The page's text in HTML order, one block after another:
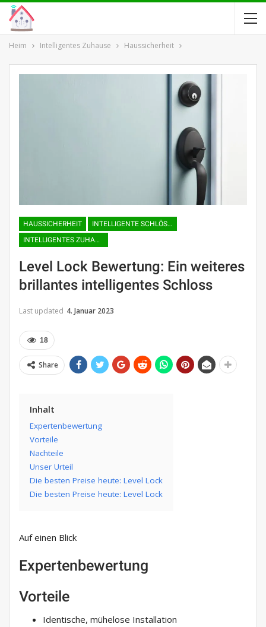
Heim Intelligentes Zuhause Haussicherheit
HAUSSICHERHEIT
INTELLIGENTE SCHLÖSSER
INTELLIGENTES ZUHAUSE
Level Lock Bewertung: Ein weiteres
brillantes intelligentes Schloss
Last updated 4. Januar 2023
18
Share
Inhalt
Expertenbewertung
Vorteile
Nachteile
Unser Urteil
Die besten Preise heute: Level Lock
Die besten Preise heute: Level Lock
Auf einen Blick
Expertenbewertung
Vorteile
Identische, mühelose Installation